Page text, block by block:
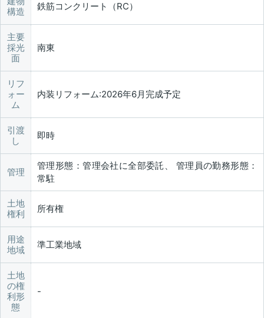
構造
鉄筋コンクリート（RC）
主要
採光
面
南東
リフ
ォー
ム
内装リフォーム:2026年6月完成予定
引渡
し
即時
管理
管理形態：管理会社に全部委託、 管理員の勤務形態：
常駐
土地
権利
所有権
用途
地域
準工業地域
土地
の権
利形
態